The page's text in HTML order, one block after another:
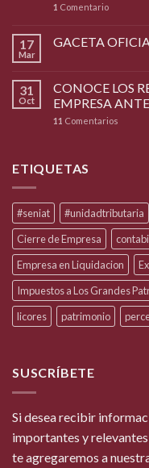
1 Comentario
17
Mar
GACETA
31
Oct
CONOCE LOS
EMPRESA
11 Comentarios
ETIQUETAS
#seniat #unidadtributaria
Cierre de Empresa
Empresa en Liquidacion
Impuestos a Los Grandes
licores
patrimonio
SUSCRÍBETE
Si desea recibir
importantes y
te agregaremos a